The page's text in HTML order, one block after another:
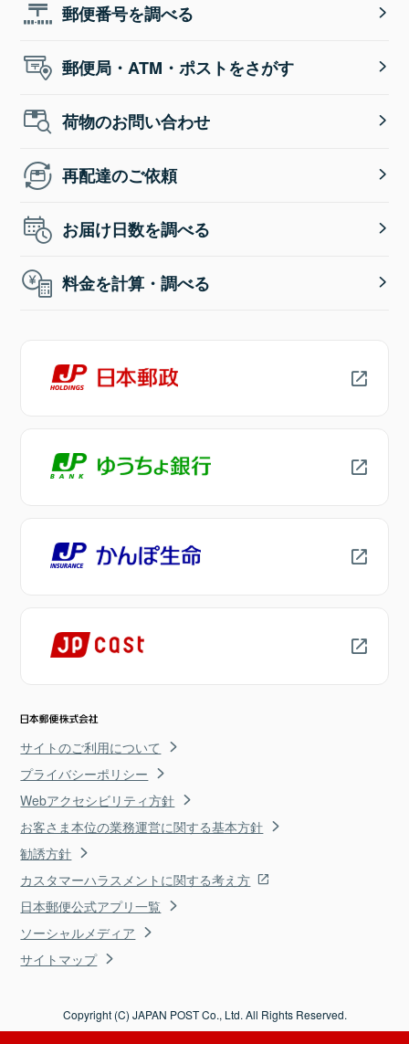
郵便番号を調べる
郵便局・ATM・ポストをさがす
荷物のお問い合わせ
再配達のご依頼
お届け日数を調べる
料金を計算・調べる
サイトのご利用について
プライバシーポリシー
Webアクセシビリティ方針
お客さま本位の業務運営に関する基本方針
勧誘方針
カスタマーハラスメントに関する考え方
日本郵便公式アプリ一覧
ソーシャルメディア
サイトマップ
Copyright (C) JAPAN POST Co., Ltd. All Rights Reserved.